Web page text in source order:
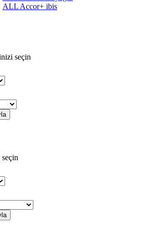
ALL Accor+ ibis
seçin